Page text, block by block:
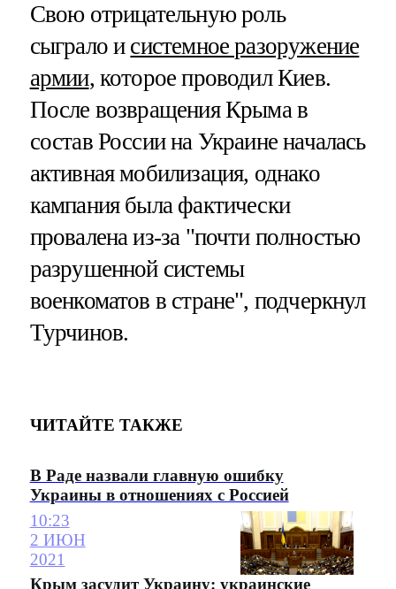
Свою отрицательную роль
сыграло и системное разоружение
армии, которое проводил Киев.
После возвращения Крыма в
состав России на Украине началась
активная мобилизация, однако
кампания была фактически
провалена из-за "почти полностью
разрушенной системы
военкоматов в стране", подчеркнул
Турчинов.
ЧИТАЙТЕ ТАКЖЕ
В Раде назвали главную ошибку
Украины в отношениях с Россией
10:23
2 ИЮН
2021
Крым засудит Украину: украинские